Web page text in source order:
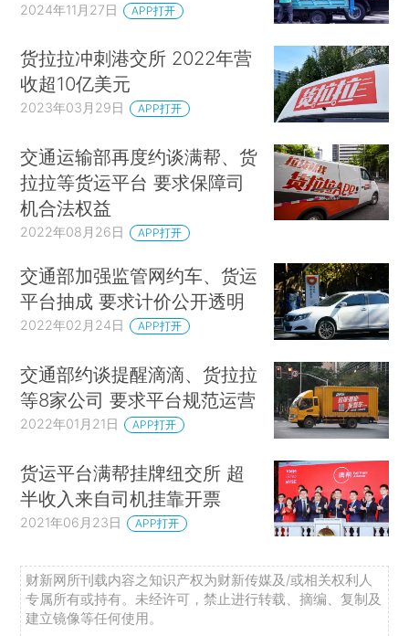
2024年11月27日 APP打开
货拉拉冲刺港交所 2022年营
收超10亿美元
2023年03月29日 APP打开
交通运输部再度约谈满帮、货
拉拉等货运平台 要求保障司
机合法权益
2022年08月26日 APP打开
交通部加强监管网约车、货运
平台抽成 要求计价公开透明
2022年02月24日 APP打开
交通部约谈提醒滴滴、货拉拉
等8家公司 要求平台规范运营
2022年01月21日 APP打开
货运平台满帮挂牌纽交所 超
半收入来自司机挂靠开票
2021年06月23日 APP打开
财新网所刊载内容之知识产权为财新传媒及/或相关权利人
专属所有或持有。未经许可，禁止进行转载、摘编、复制及
建立镜像等任何使用。